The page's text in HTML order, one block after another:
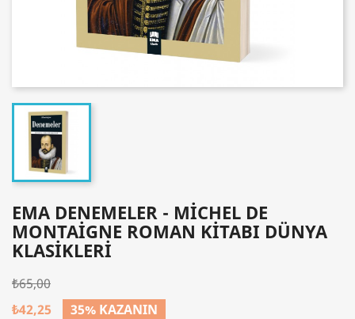
EMA DENEMELER - MICHEL DE
MONTAIGNE ROMAN KITABI DÜNYA
KLASIKLERI
₺65,00
₺42,25
35% KAZANIN